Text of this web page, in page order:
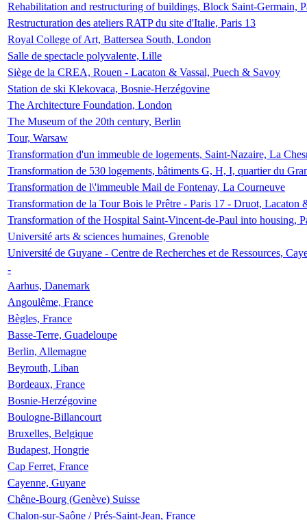
Rehabilitation and restructuring of buildings, Block Saint-Germain,
Restructuration des ateliers RATP du site d'Italie, Paris 13
Royal College of Art, Battersea South, London
Salle de spectacle polyvalente, Lille
Siège de la CREA, Rouen - Lacaton & Vassal, Puech & Savoy
Station de ski Klekovaca, Bosnie-Herzégovine
The Architecture Foundation, London
The Museum of the 20th century, Berlin
Tour, Warsaw
Transformation d'un immeuble de logements, Saint-Nazaire, La
Transformation de 530 logements, bâtiments G, H, I, quartier du
Transformation de l\'immeuble Mail de Fontenay, La Courneuve
Transformation de la Tour Bois le Prêtre - Paris 17 - Druot, Lacaton
Transformation of the Hospital Saint-Vincent-de-Paul into housing,
Université arts & sciences humaines, Grenoble
Université de Guyane - Centre de Recherches et de Ressources,
-
Aarhus, Danemark
Angoulême, France
Bègles, France
Basse-Terre, Guadeloupe
Berlin, Allemagne
Beyrouth, Liban
Bordeaux, France
Bosnie-Herzégovine
Boulogne-Billancourt
Bruxelles, Belgique
Budapest, Hongrie
Cap Ferret, France
Cayenne, Guyane
Chêne-Bourg (Genève) Suisse
Chalon-sur-Saône / Prés-Saint-Jean, France